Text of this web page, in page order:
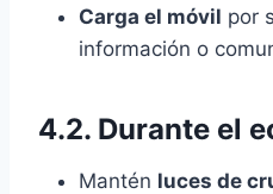
Carga el móvil por
información o
4.2. Durante el
Mantén luces de